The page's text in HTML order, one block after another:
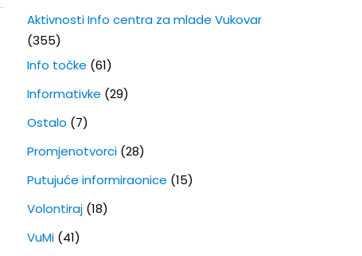
Aktivnosti Info centra za mlade Vukovar
(355)
Info točke (61)
Informativke (29)
Ostalo (7)
Promjenotvorci(28)
Putujuće informiraonice (15)
Volontiraj(18)
VuMi(41)